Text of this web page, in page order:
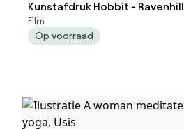
Kunstafdruk Hobbit - Ravenhill
Film
Op voorraad